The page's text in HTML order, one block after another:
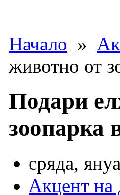
Начало »
животно от
Подари
зоопарка
сряда,
Акцент на